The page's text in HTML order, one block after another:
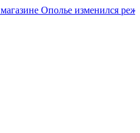
Ополье изменился режим